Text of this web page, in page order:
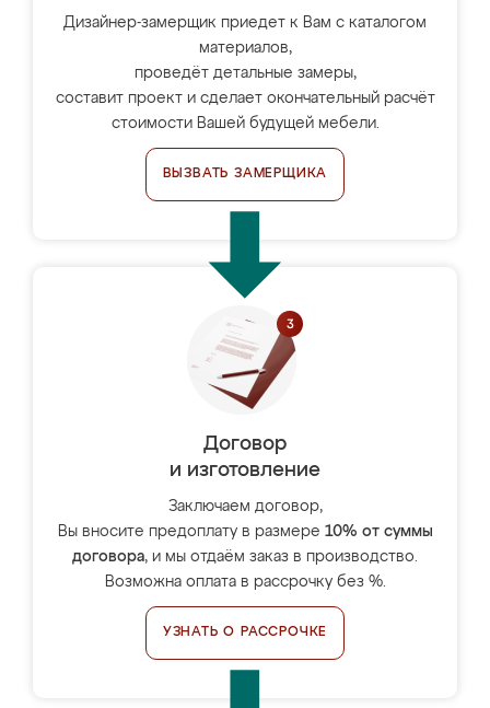
Дизайнер-замерщик приедет к Вам с каталогом
материалов,
проведёт детальные замеры,
составит проект и сделает окончательный расчёт
стоимости Вашей будущей мебели.
ВЫЗВАТЬ ЗАМЕРЩИКА
Договор
и изготовление
Заключаем договор,
Вы вносите предоплату в размере 10% от суммы
договора, и мы отдаём заказ в производство.
Возможна оплата в рассрочку без %.
УЗНАТЬ О РАССРОЧКЕ